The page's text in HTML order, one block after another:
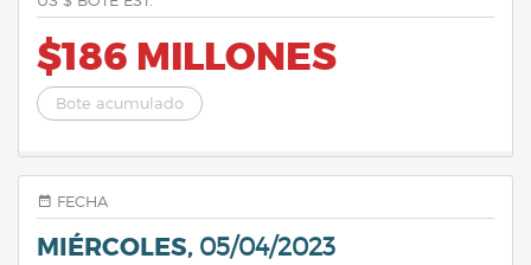
$186 MILLONES
Bote acumulado
FECHA
MIÉRCOLES, 05/04/2023